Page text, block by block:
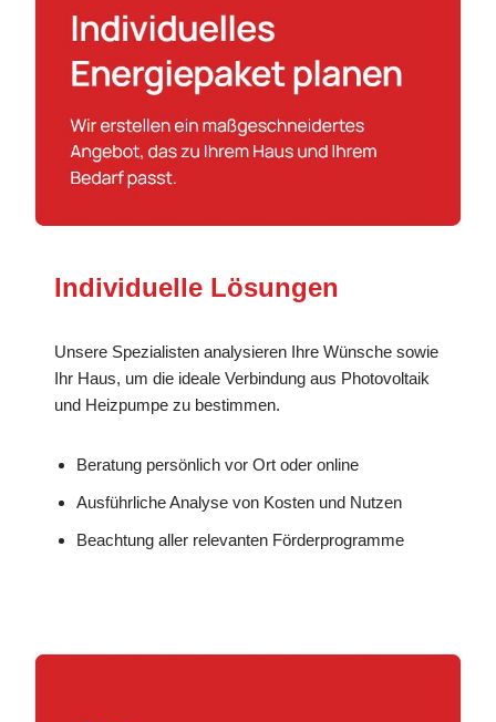
Individuelle Lösungen
Unsere Spezialisten analysieren Ihre Wünsche sowie
Ihr Haus, um die ideale Verbindung aus Photovoltaik
und Heizpumpe zu bestimmen.
Beratung persönlich vor Ort oder online
Ausführliche Analyse von Kosten und Nutzen
Beachtung aller relevanten Förderprogramme